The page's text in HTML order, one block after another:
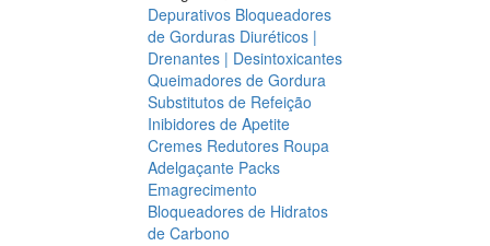
Depurativos Bloqueadores
de Gorduras Diuréticos |
Drenantes | Desintoxicantes
Queimadores de Gordura
Substitutos de Refeição
Inibidores de Apetite
Cremes Redutores Roupa
Adelgaçante Packs
Emagrecimento
Bloqueadores de Hidratos
de Carbono